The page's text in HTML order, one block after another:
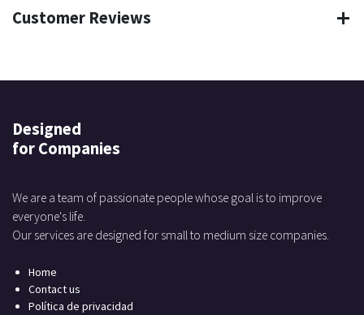
Customer Reviews
Designed
for Companies
We are a team of passionate people whose goal is to improve
everyone's life.
Our services are designed for small to medium size companies.
Home
Contact us
Política de privacidad